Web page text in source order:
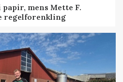
mens Mette F.
regelforenkling